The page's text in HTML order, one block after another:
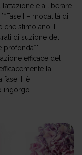
lattazione e a liberare
I – modalità di
che stimolano il
di suzione del
profonda**
efficace del
la
fase III è
ingorgo.